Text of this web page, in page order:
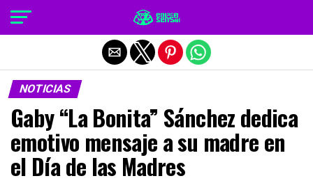
NOTICIAS
Gaby “La Bonita” Sánchez dedica
emotivo mensaje a su madre en
el Día de las Madres
Salir de la versión móvil